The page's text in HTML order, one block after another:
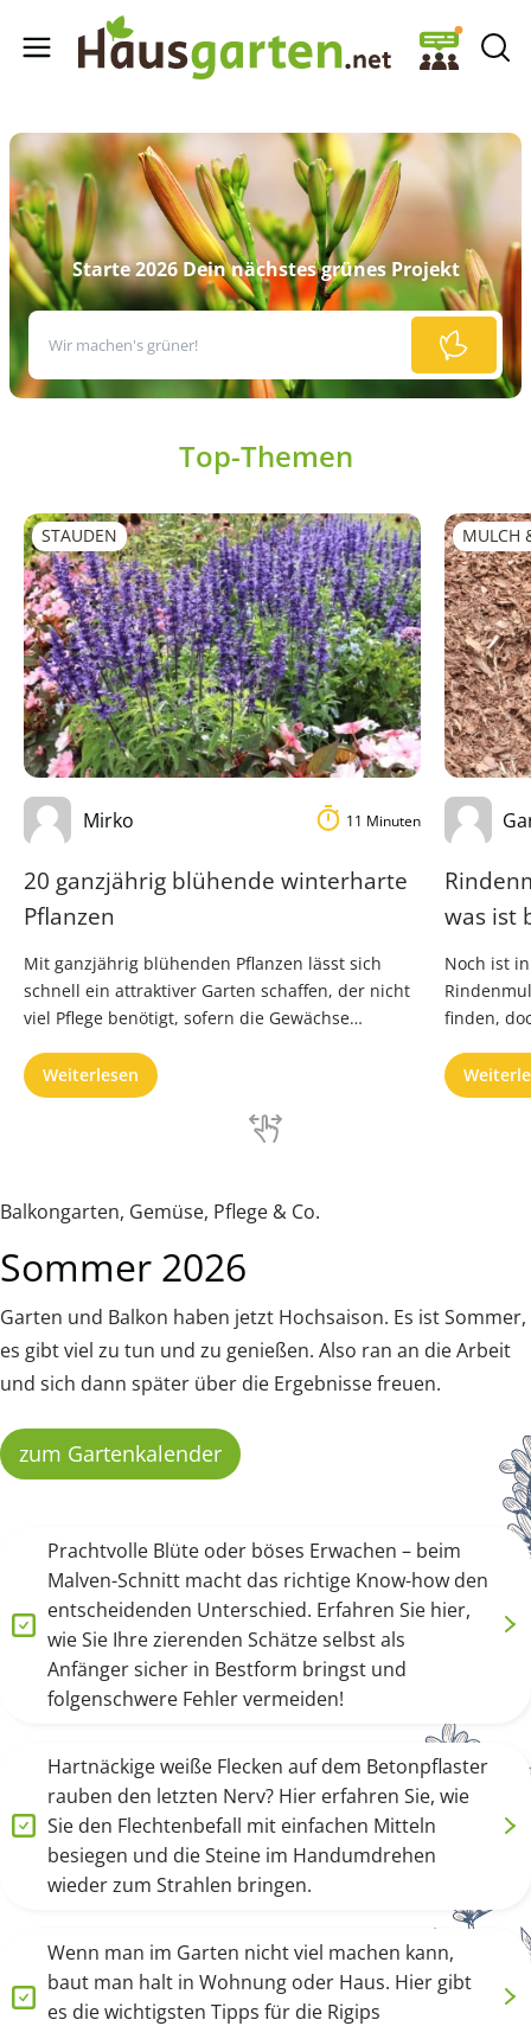
Starte 2026 Dein nächstes grünes Projekt
Top-Themen
STAUDEN
Mirko 11 Minuten
20 ganzjährig blühende winterharte
Pflanzen
Mit ganzjährig blühenden Pflanzen lässt sich
schnell ein attraktiver Garten schaffen, der nicht
viel Pflege benötigt, sofern die Gewächse
Weiterlesen
MULCH
was ist
Noch ist
finden,
Balkongarten, Gemüse, Pflege & Co.
Sommer 2026
Garten und Balkon haben jetzt Hochsaison. Es ist Sommer,
es gibt viel zu tun und zu genießen. Also ran an die Arbeit
und sich dann später über die Ergebnisse freuen.
zum Gartenkalender
Prachtvolle Blüte oder böses Erwachen – beim
Malven-Schnitt macht das richtige Know-how den
entscheidenden Unterschied. Erfahren Sie hier,
wie Sie Ihre zierenden Schätze selbst als
Anfänger sicher in Bestform bringst und
folgenschwere Fehler vermeiden!
Hartnäckige weiße Flecken auf dem Betonpflaster
rauben den letzten Nerv? Hier erfahren Sie, wie
Sie den Flechtenbefall mit einfachen Mitteln
besiegen und die Steine im Handumdrehen
wieder zum Strahlen bringen.
Wenn man im Garten nicht viel machen kann,
baut man halt in Wohnung oder Haus. Hier gibt
es die wichtigsten Tipps für die Rigips